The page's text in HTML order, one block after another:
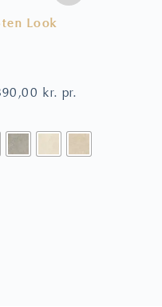
Look
kr. pr.